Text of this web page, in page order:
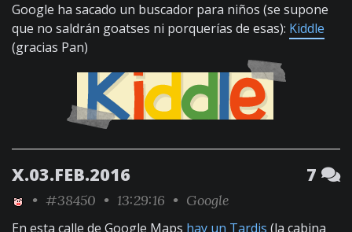
Google ha sacado un buscador para niños (se supone
que no saldrán goatses ni porquerías de esas): Kiddle
(gracias Pan)
X.03.FEB.2016 7
• #38450 • 13:29:16 • Google
En esta calle de Google Maps hay un Tardis (la cabina